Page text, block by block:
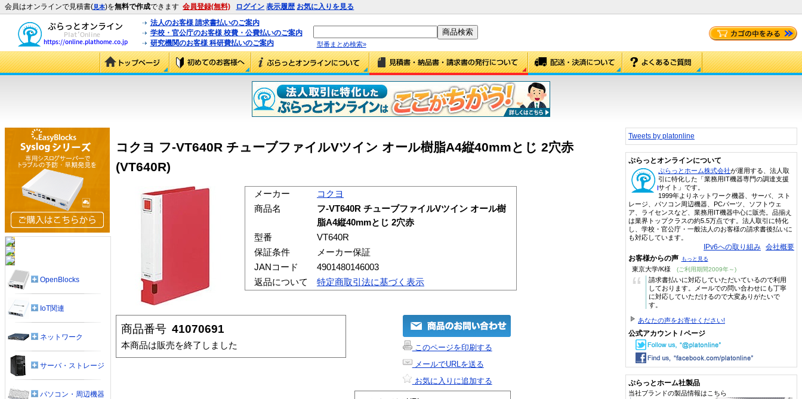
会員はオンラインで見積書(見本)を無料で作成できます 会員登録(無料) ログイン 表示履歴 お気に入りを見る
法人のお客様 請求書払いのご案内
学校・官公庁のお客様 校費・公費払いのご案内
研究機関のお客様 科研費払いのご案内
型番まとめ検索»
コクヨ フ-VT640R チューブファイルVツイン オール樹脂A4縦40mmとじ 2穴赤
(VT640R)
メーカー
コクヨ
商品名
フ-VT640R チューブファイルVツイン オール樹
脂A4縦40mmとじ 2穴赤
型番
VT640R
保証条件
メーカー保証
JANコード
4901480146003
返品について
特定商取引法に基づく表示
商品番号 41070691
本商品は販売を終了しました
このページを印刷する
メールでURLを送る
お気に入りに追加する
OpenBlocks
IoT関連
ネットワーク
サーバ・ストレージ
パソコン・周辺機器
Tweets by platonline
ぷらっとオンラインについて
ぷらっとホーム株式会社が運用する、法人取
引に特化した「業務用IT機器専門の調達支援
サイト」です。
1999年よりネットワーク機器、サーバ、スト
レージ、パソコン周辺機器、PCパーツ、ソフトウェ
ア、ライセンスなど、業務用IT機器中心に販売。品揃え
は業界トップクラスの約5.5万点です。法人取引に特化
し、学校・官公庁・一般法人のお客様の請求書後払いに
も対応しています。
IPv6への取り組み 会社概要
お客様からの声 もっと見る
東京大学/K様 (ご利用期間2009年～)
“
請求書払いに対応していただいているので利用
しております。メールでの問い合わせにも丁寧
に対応していただけるので大変ありがたいで
す。
あなたの声をお寄せください!
公式アカウント / ページ
ぷらっとホーム社製品
当社ブランドの製品情報はこちら